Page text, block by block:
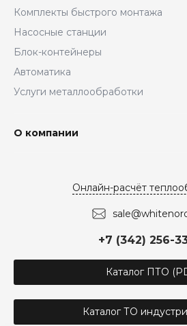
Комплекты быстрого монтажа
Насосные станции
Блок-контейнеры
Автоматика
Услуги металлообработки
О компании
Онлайн-расчёт
+7 (342) 256-
Каталог ПТО
Каталог ТО